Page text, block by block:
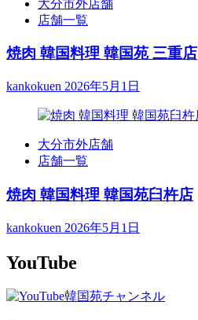
大分市外店舗
店舗一覧
焼肉 韓国料理 韓国苑 三重店
kankokuen 2026年5月1日
大分市外店舗
店舗一覧
焼肉 韓国料理 韓国苑臼杵店
kankokuen 2026年5月1日
YouTube